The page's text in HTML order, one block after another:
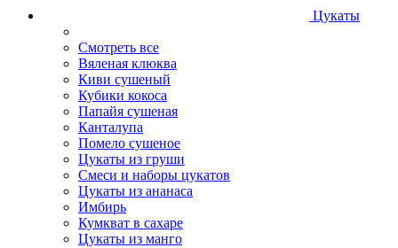
Цукаты
Смотреть все
Вяленая клюква
Киви сушеный
Кубики кокоса
Папайя сушеная
Канталупа
Помело сушеное
Цукаты из груши
Смеси и наборы цукатов
Цукаты из ананаса
Имбирь
Кумкват в сахаре
Цукаты из манго